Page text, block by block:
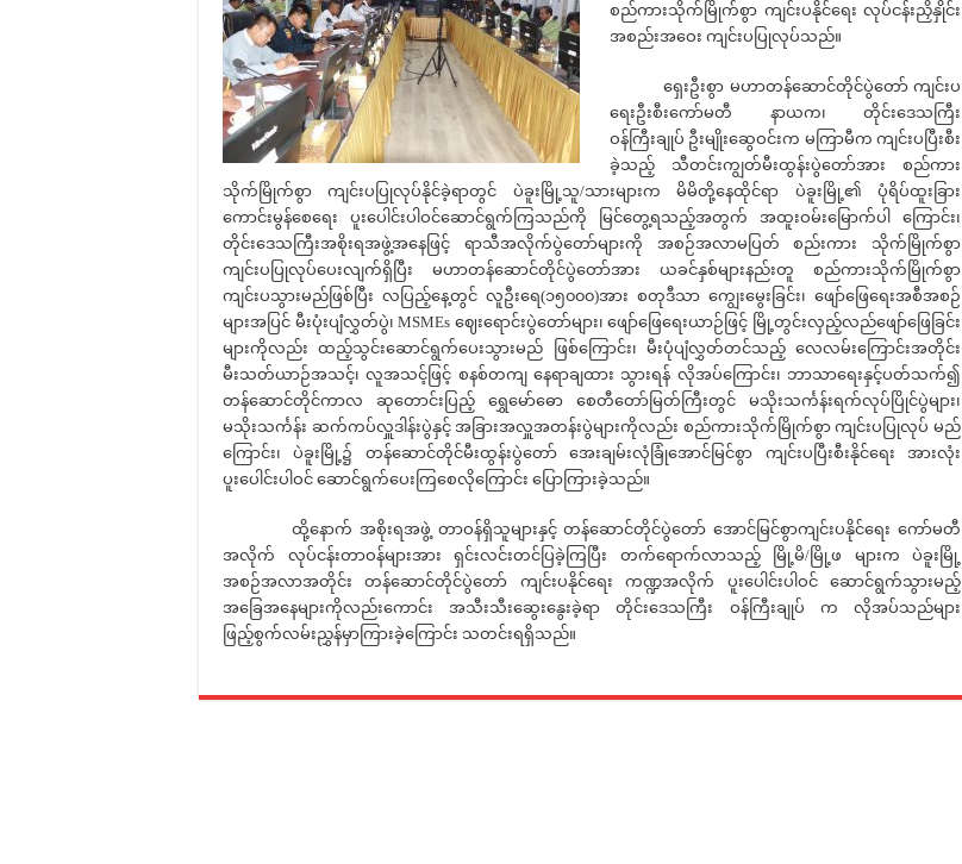
စည်ကားသိုက်မြိုက်စွာ ကျင်းပနိုင်ရေး လုပ်ငန်းညှိနှိုင်း
အစည်းအဝေး ကျင်းပပြုလုပ်သည်။
ရှေးဦးစွာ မဟာတန်ဆောင်တိုင်ပွဲတော် ကျင်းပ
ရေးဦးစီးကော်မတီ နာယက၊ တိုင်းဒေသကြီး
ဝန်ကြီးချုပ် ဦးမျိုးဆွေဝင်းက မကြာမီက ကျင်းပပြီးစီး
ခဲ့သည့် သီတင်းကျွတ်မီးထွန်းပွဲတော်အား စည်ကား
သိုက်မြိုက်စွာ ကျင်းပပြုလုပ်နိုင်ခဲ့ရာတွင် ပဲခူးမြို့သူ/သားများက မိမိတို့နေထိုင်ရာ ပဲခူးမြို့၏ ပုံရိပ်ထူးခြား
ကောင်းမွန်စေရေး ပူးပေါင်းပါဝင်ဆောင်ရွက်ကြသည်ကို မြင်တွေ့ရသည့်အတွက် အထူးဝမ်းမြောက်ပါ ကြောင်း၊
တိုင်းဒေသကြီးအစိုးရအဖွဲ့အနေဖြင့် ရာသီအလိုက်ပွဲတော်များကို အစဉ်အလာမပြတ် စည်းကား သိုက်မြိုက်စွာ
ကျင်းပပြုလုပ်ပေးလျက်ရှိပြီး မဟာတန်ဆောင်တိုင်ပွဲတော်အား ယခင်နှစ်များနည်းတူ စည်ကားသိုက်မြိုက်စွာ
ကျင်းပသွားမည်ဖြစ်ပြီး လပြည့်နေ့တွင် လူဦးရေ(၁၅၀၀၀)အား စတုဒီသာ ကျွေးမွေးခြင်း၊ ဖျော်ဖြေရေးအစီအစဉ်
များအပြင် မီးပုံးပျံလွှတ်ပွဲ၊ MSMEs ဈေးရောင်းပွဲတော်များ၊ ဖျော်ဖြေရေးယာဉ်ဖြင့် မြို့တွင်းလှည့်လည်ဖျော်ဖြေခြင်း
များကိုလည်း ထည့်သွင်းဆောင်ရွက်ပေးသွားမည် ဖြစ်ကြောင်း၊ မီးပုံပျံလွှတ်တင်သည့် လေလမ်းကြောင်းအတိုင်း
မီးသတ်ယာဉ်အသင့်၊ လူအသင့်ဖြင့် စနစ်တကျ နေရာချထား သွားရန် လိုအပ်ကြောင်း၊ ဘာသာရေးနှင့်ပတ်သက်၍
တန်ဆောင်တိုင်ကာလ ဆုတောင်းပြည့် ရွှေမော်ဓော စေတီတော်မြတ်ကြီးတွင် မသိုးသင်္ကန်းရက်လုပ်ပြိုင်ပွဲများ၊
မသိုးသင်္ကန်း ဆက်ကပ်လှူဒါန်းပွဲနှင့် အခြားအလှူအတန်းပွဲများကိုလည်း စည်ကားသိုက်မြိုက်စွာ ကျင်းပပြုလုပ် မည်
ကြောင်း၊ ပဲခူးမြို့၌ တန်ဆောင်တိုင်မီးထွန်းပွဲတော် အေးချမ်းလုံခြုံအောင်မြင်စွာ ကျင်းပပြီးစီးနိုင်ရေး အားလုံး
ပူးပေါင်းပါဝင် ဆောင်ရွက်ပေးကြစေလိုကြောင်း ပြောကြားခဲ့သည်။
ထို့နောက် အစိုးရအဖွဲ့ တာဝန်ရှိသူများနှင့် တန်ဆောင်တိုင်ပွဲတော် အောင်မြင်စွာကျင်းပနိုင်ရေး ကော်မတီ
အလိုက် လုပ်ငန်းတာဝန်များအား ရှင်းလင်းတင်ပြခဲ့ကြပြီး တက်ရောက်လာသည့် မြို့မိ/မြို့ဖ များက ပဲခူးမြို့
အစဉ်အလာအတိုင်း တန်ဆောင်တိုင်ပွဲတော် ကျင်းပနိုင်ရေး ကဏ္ဍအလိုက် ပူးပေါင်းပါဝင် ဆောင်ရွက်သွားမည့်
အခြေအနေများကိုလည်းကောင်း အသီးသီးဆွေးနွေးခဲ့ရာ တိုင်းဒေသကြီး ဝန်ကြီးချုပ် က လိုအပ်သည်များ
ဖြည့်စွက်လမ်းညွှန်မှာကြားခဲ့ကြောင်း သတင်းရရှိသည်။